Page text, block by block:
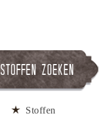
Stoffen zoeken
Stoffen